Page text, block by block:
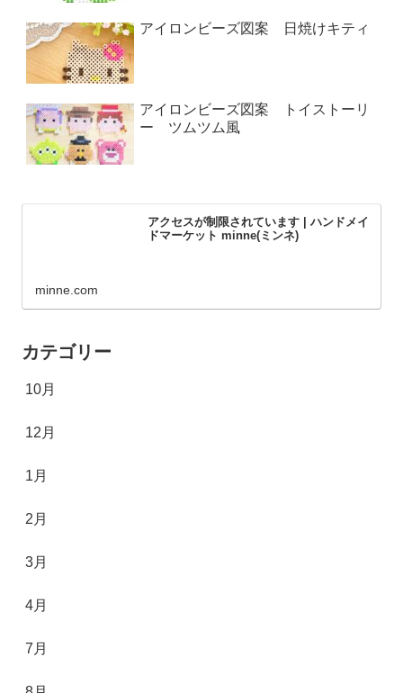
アイロンビーズ図案 日焼けキティ
アイロンビーズ図案 トイストーリ
ー ツムツム風
アクセスが制限されています | ハンドメイ
ドマーケット minne(ミンネ)
minne.com
カテゴリー
10月
12月
1月
2月
3月
4月
7月